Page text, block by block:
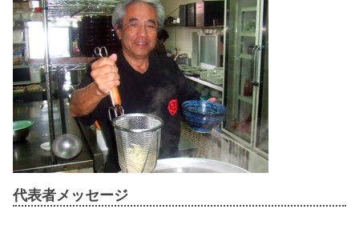
代表者メッセージ